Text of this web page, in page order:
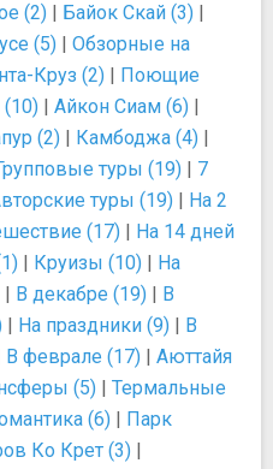
(2) | Байок Скай (3) |
(5) | Обзорные на
Круз (2) | Поющие
| Айкон Сиам (6) |
(2) | Камбоджа (4) |
туры (19) | 7
туры (19) | На 2
(17) | На 14 дней
| Круизы (10) | На
| В декабре (19) | В
| На праздники (9) | В
В феврале (17) | Аюттайя
(5) | Термальные
(6) | Парк
Ко Крет (3) |